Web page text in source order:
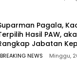
Pagala,
Hasil PAW,
Jabatan
TPM
BREAKING NEWS Minggu,